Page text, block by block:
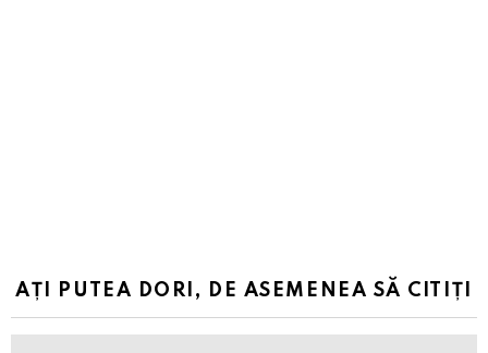
AȚI PUTEA DORI, DE ASEMENEA SĂ CITIȚI